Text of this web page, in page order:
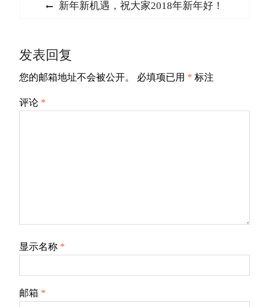
航
Previous
新年新机遇，祝大家2018年新年好！
发表回复
您的邮箱地址不会被公开。 必填项已用 * 标注
评论 *
显示名称 *
邮箱 *